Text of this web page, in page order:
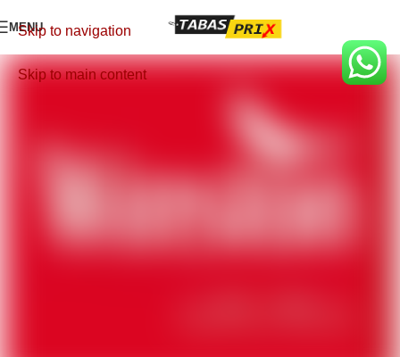
Skip to navigation
Skip to main content
MENU